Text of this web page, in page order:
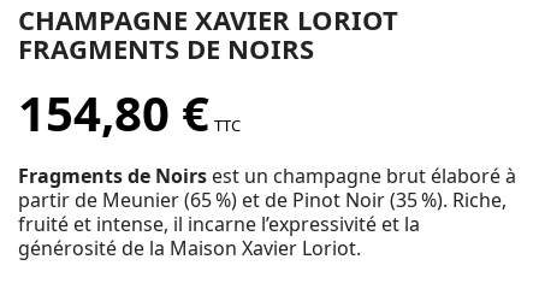
CHAMPAGNE XAVIER LORIOT
FRAGMENTS DE NOIRS
154,80 € TTC
Fragments de Noirs est un champagne brut élaboré à
partir de Meunier (65 %) et de Pinot Noir (35 %). Riche,
fruité et intense, il incarne l’expressivité et la
générosité de la Maison Xavier Loriot.